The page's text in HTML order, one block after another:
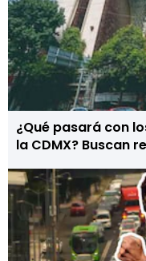
¿Qué pasará con
la CDMX? Buscan